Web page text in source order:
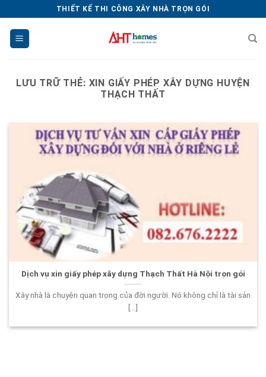
dung
THIẾT KẾ THI CÔNG XÂY NHÀ TRỌN GÓI
LƯU TRỮ THẺ: XIN GIẤY PHÉP XÂY DỰNG HUYỆN
THẠCH THẤT
Dịch vụ xin giấy phép xây dựng Thạch Thất Hà Nội trọn gói
Xây nhà là chuyện quan trọng của đời người. Nó không chỉ là tài sản
[...]